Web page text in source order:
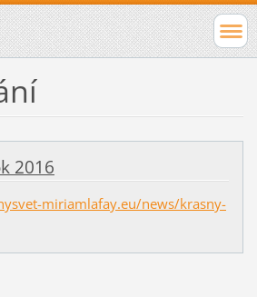
2016
miriamlafay.eu/news/krasny-